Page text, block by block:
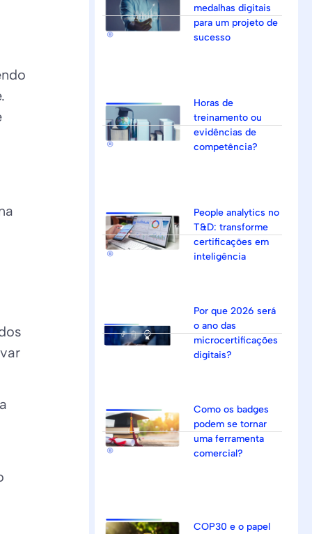
medalhas digitais
para um projeto de
sucesso
Horas de
treinamento ou
evidências de
competência?
People analytics no
T&D: transforme
certificações em
inteligência
Por que 2026 será
o ano das
microcertificações
digitais?
Como os badges
podem se tornar
uma ferramenta
comercial?
COP30 e o papel